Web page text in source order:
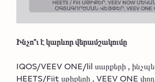
Ինչո՞ւ է կարևոր վերամշակումը
IQOS/VEEV ONE/lil սարքերի ,
HEETS/Fiit սթիքերի , VEEV ONE